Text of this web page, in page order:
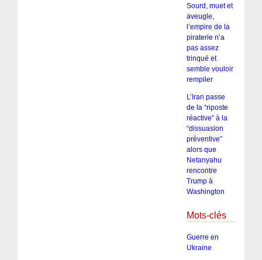
Sourd, muet et
aveugle,
l’empire de la
piraterie n’a
pas assez
trinqué et
semble vouloir
rempiler
L’Iran passe
de la “riposte
réactive” à la
“dissuasion
préventive”
alors que
Netanyahu
rencontre
Trump à
Washington
Mots-clés
Guerre en
Ukraine